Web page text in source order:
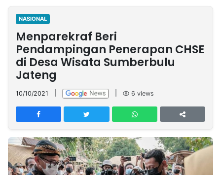
Nasional
International
Olahraga
Entertainment
Daerah
Pariwisata
Kuliner
Kolom
Network
PT
TREETAN
MULTIMEDIA
INDONESIA
Partner
NASIONAL
Menparekraf Beri
Pendampingan Penerapan CHSE
di Desa Wisata Sumberbulu
Jateng
10/10/2021 6 views